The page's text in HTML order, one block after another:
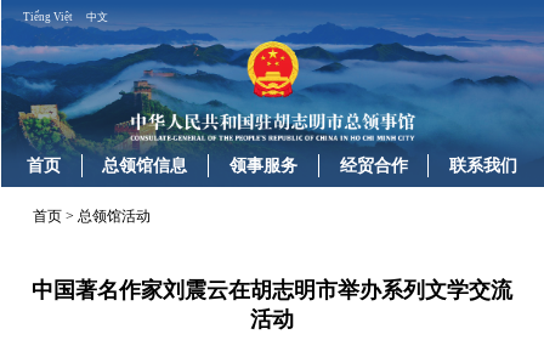
Tiếng Việt 中文
首页 总领馆信息 领事服务 经贸合作 联系我们
首页 >总领馆活动
中国著名作家刘震云在胡志明市举办系列文学交流
活动